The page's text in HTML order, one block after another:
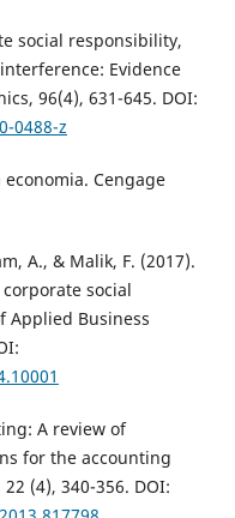
social responsibility,
Evidence
96(4), 631-645. DOI:
0488-z
Cengage
A., & Malik, F. (2017).
social
Applied Business
A review of
for the accounting
(4), 340-356. DOI: